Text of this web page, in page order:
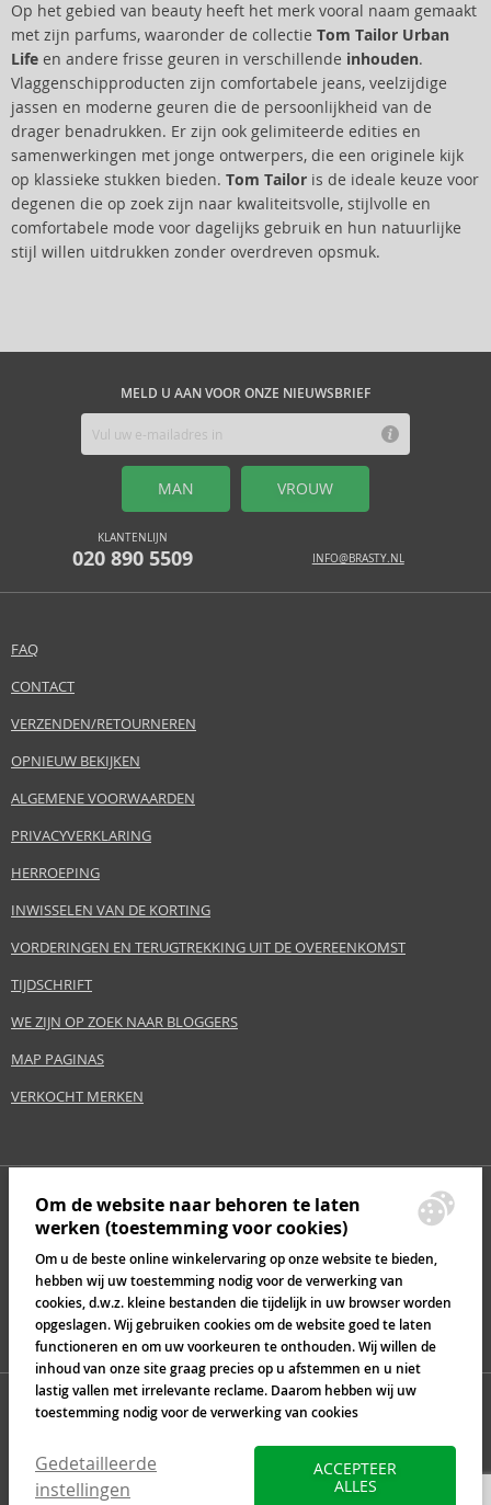
Op het gebied van beauty heeft het merk vooral naam gemaakt
met zijn parfums, waaronder de collectie Tom Tailor Urban
Life en andere frisse geuren in verschillende inhouden.
Vlaggenschipproducten zijn comfortabele jeans, veelzijdige
jassen en moderne geuren die de persoonlijkheid van de
drager benadrukken. Er zijn ook gelimiteerde edities en
samenwerkingen met jonge ontwerpers, die een originele kijk
op klassieke stukken bieden. Tom Tailor is de ideale keuze voor
degenen die op zoek zijn naar kwaliteitsvolle, stijlvolle en
comfortabele mode voor dagelijks gebruik en hun natuurlijke
stijl willen uitdrukken zonder overdreven opsmuk.
MELD U AAN VOOR ONZE NIEUWSBRIEF
MAN VROUW
KLANTENLIJN
020 890 5509 INFO@BRASTY.NL
FAQ
CONTACT
VERZENDEN/RETOURNEREN
OPNIEUW BEKIJKEN
ALGEMENE VOORWAARDEN
PRIVACYVERKLARING
HERROEPING
INWISSELEN VAN DE KORTING
VORDERINGEN EN TERUGTREKKING UIT DE OVEREENKOMST
TIJDSCHRIFT
WE ZIJN OP ZOEK NAAR BLOGGERS
MAP PAGINAS
VERKOCHT MERKEN
Om de website naar behoren te laten
werken (toestemming voor cookies)
Om u de beste online winkelervaring op onze website te bieden,
hebben wij uw toestemming nodig voor de verwerking van
cookies, d.w.z. kleine bestanden die tijdelijk in uw browser worden
opgeslagen. Wij gebruiken cookies om de website goed te laten
functioneren en om uw voorkeuren te onthouden. Wij willen de
inhoud van onze site graag precies op u afstemmen en u niet
lastig vallen met irrelevante reclame. Daarom hebben wij uw
toestemming nodig voor de verwerking van cookies
Gedetailleerde
instellingen
ACCEPTEER
ALLES